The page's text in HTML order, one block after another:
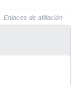
Enlaces de afiliación